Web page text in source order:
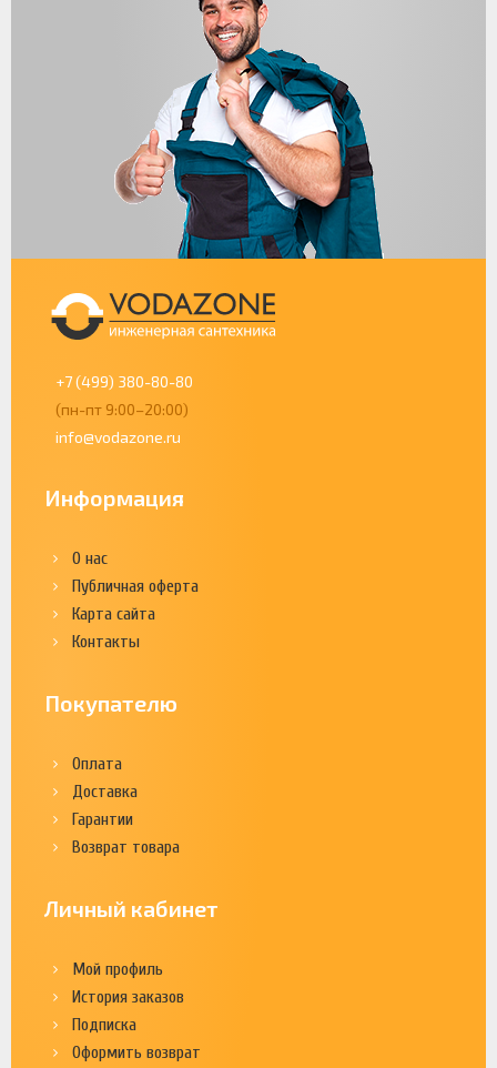
+7 (499) 380-80-80
(пн-пт 9:00–20:00)
info@vodazone.ru
Информация
О нас
Публичная оферта
Карта сайта
Контакты
Покупателю
Оплата
Доставка
Гарантии
Возврат товара
Личный кабинет
Мой профиль
История заказов
Подписка
Оформить возврат